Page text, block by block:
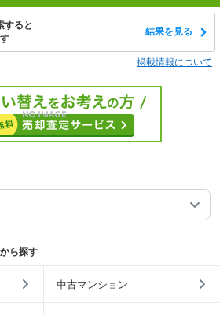
すると
結果を見る
掲載情報について
ら探す
中古マンション